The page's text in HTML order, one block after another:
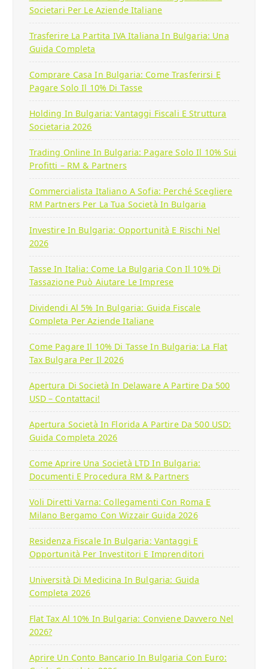
Societari Per Le Aziende Italiane
Trasferire La Partita IVA Italiana In Bulgaria: Una
Guida Completa
Comprare Casa In Bulgaria: Come Trasferirsi E
Pagare Solo Il 10% Di Tasse
Holding In Bulgaria: Vantaggi Fiscali E Struttura
Societaria 2026
Trading Online In Bulgaria: Pagare Solo Il 10% Sui
Profitti – RM & Partners
Commercialista Italiano A Sofia: Perché Scegliere
RM Partners Per La Tua Società In Bulgaria
Investire In Bulgaria: Opportunità E Rischi Nel
2026
Tasse In Italia: Come La Bulgaria Con Il 10% Di
Tassazione Può Aiutare Le Imprese
Dividendi Al 5% In Bulgaria: Guida Fiscale
Completa Per Aziende Italiane
Come Pagare Il 10% Di Tasse In Bulgaria: La Flat
Tax Bulgara Per Il 2026
Apertura Di Società In Delaware A Partire Da 500
USD – Contattaci!
Apertura Società In Florida A Partire Da 500 USD:
Guida Completa 2026
Come Aprire Una Società LTD In Bulgaria:
Documenti E Procedura RM & Partners
Voli Diretti Varna: Collegamenti Con Roma E
Milano Bergamo Con Wizzair Guida 2026
Residenza Fiscale In Bulgaria: Vantaggi E
Opportunità Per Investitori E Imprenditori
Università Di Medicina In Bulgaria: Guida
Completa 2026
Flat Tax Al 10% In Bulgaria: Conviene Davvero Nel
2026?
Aprire Un Conto Bancario In Bulgaria Con Euro: